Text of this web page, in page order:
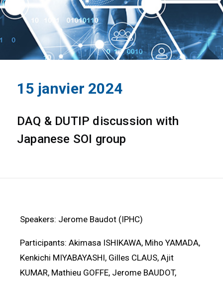
15 janvier 2024
DAQ & DUTIP discussion with
Japanese SOI group
Speakers: Jerome Baudot (IPHC)
Participants: Akimasa ISHIKAWA, Miho YAMADA,
Kenkichi MIYABAYASHI, Gilles CLAUS, Ajit
KUMAR, Mathieu GOFFE, Jerome BAUDOT,